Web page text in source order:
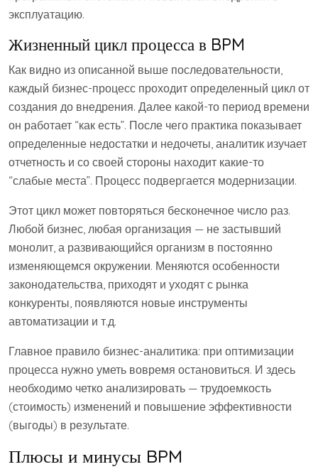
эксплуатацию.
Жизненный цикл процесса в BPM
Как видно из описанной выше последовательности,
каждый бизнес-процесс проходит определенный цикл от
создания до внедрения. Далее какой-то период времени
он работает “как есть”. После чего практика показывает
определенные недостатки и недочеты, аналитик изучает
отчетность и со своей стороны находит какие-то
“слабые места”. Процесс подвергается модернизации.
Этот цикл может повторяться бесконечное число раз.
Любой бизнес, любая организация — не застывший
монолит, а развивающийся организм в постоянно
изменяющемся окружении. Меняются особенности
законодательства, приходят и уходят с рынка
конкуренты, появляются новые инструменты
автоматизации и т.д.
Главное правило бизнес-аналитика: при оптимизации
процесса нужно уметь вовремя остановиться. И здесь
необходимо четко анализировать — трудоемкость
(стоимость) изменений и повышение эффективности
(выгоды) в результате.
Плюсы и минусы BPM